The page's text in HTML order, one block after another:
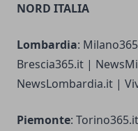
NORD ITALIA
Lombardia:
Brescia365.it |
NewsLombardia.it |
Piemonte: